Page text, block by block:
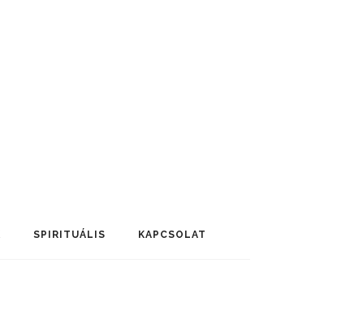
SPIRITUÁLIS KAPCSOLAT